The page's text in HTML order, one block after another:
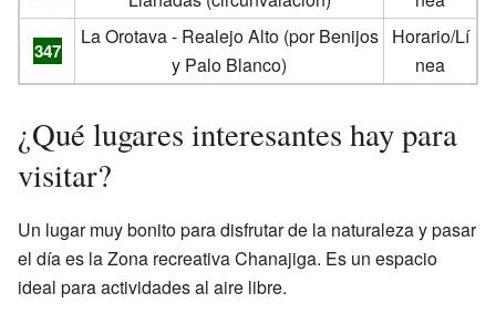
347
La Orotava - Realejo Alto (por Benijos
y Palo Blanco)
Horario/Lí
nea
¿Qué lugares interesantes hay para
visitar?
Un lugar muy bonito para disfrutar de la naturaleza y pasar
el día es la Zona recreativa Chanajiga. Es un espacio
ideal para actividades al aire libre.